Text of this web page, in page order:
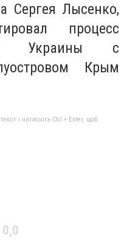
Сергея Лысенко,
процесс
Украины с
Крым
і натисніть Ctrl + Enter, щоб
0,0